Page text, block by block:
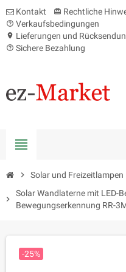
Kontakt card_giftcard Rechtliche
help_outline Verkaufsbedingungen
location_on Lieferungen und
help_outline Sichere Bezahlung
view_headline
chevron_right Solar und Freizeitlampen
chevron_right
Solar Wandlaterne mit LED-
Bewegungserkennung RR-
-25%